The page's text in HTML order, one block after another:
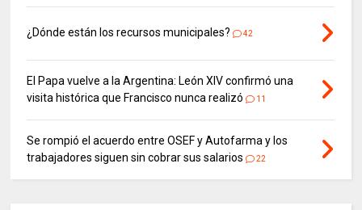
¿Dónde están los recursos municipales? 42
El Papa vuelve a la Argentina: León XIV confirmó una
visita histórica que Francisco nunca realizó
11
Se rompió el acuerdo entre OSEF y Autofarma y los
trabajadores siguen sin cobrar sus salarios
22